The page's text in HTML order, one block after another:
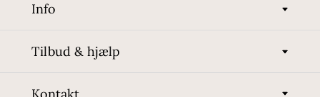
Info
Tilbud & hjælp
Kontakt